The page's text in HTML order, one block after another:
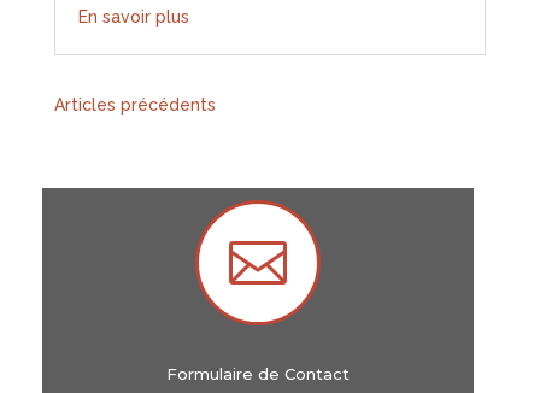
En savoir plus

Formulaire de Contact